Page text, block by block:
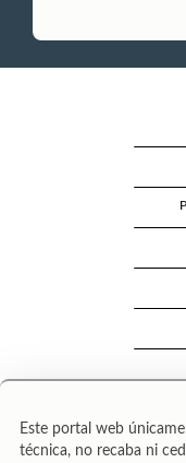
Este portal web
técnica, no recaba ni